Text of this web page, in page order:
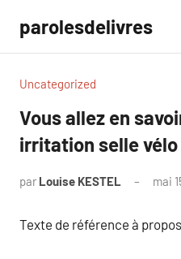
contenu
parolesdelivres
Uncategorized
Vous allez en
irritation selle vélo
par Louise KESTEL mai
Texte de référence à